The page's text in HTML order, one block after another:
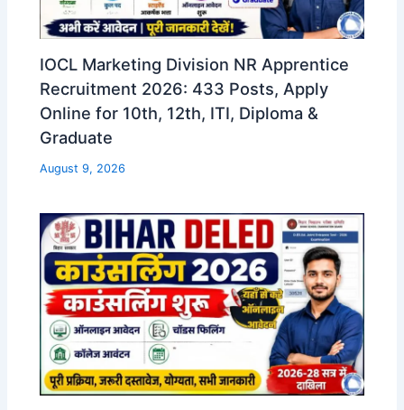
IOCL Marketing Division NR Apprentice
Recruitment 2026: 433 Posts, Apply
Online for 10th, 12th, ITI, Diploma &
Graduate
August 9, 2026